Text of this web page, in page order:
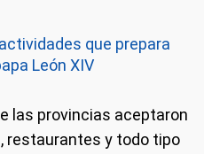
que prepara
León XIV
las provincias aceptaron
restaurantes y todo tipo